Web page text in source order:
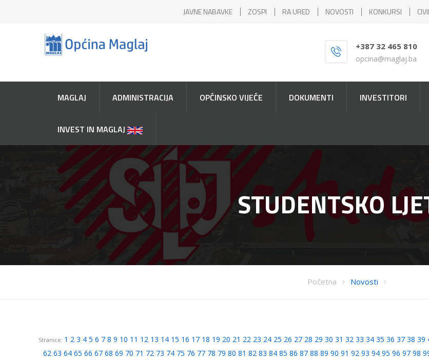
JAVNE NABAVKE ZOSPI RA URED NOVOSTI KONKURSI
+387 32 465 810
opcina@maglaj.ba
MAGLAJ ADMINISTRACIJA OPĆINSKO VIJEĆE DOKUMENTI INVESTITORI
INVEST IN MAGLAJ
STUDENTSKO
Početna Novosti
Stranice: 1 2 3 4 5 6 7 8 9 10 11 12 13 14 15 16 17 18 19 20 21 22 23 24 25 26 27 28 29 30 31 32 33 34 35 36 37 38 39
62 63 64 65 66 67 68 69 70 71 72 73 74 75 76 77 78 79 80 81 82 83 84 85 86 87 88 89 90 91 92 93 94 95 96 97 98